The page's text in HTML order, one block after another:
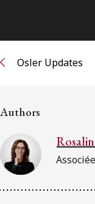
Osler Updates
Authors